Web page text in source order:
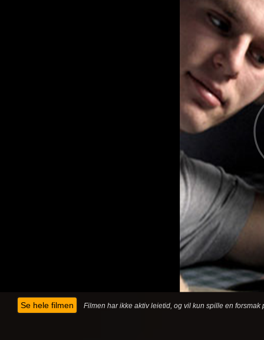
Se hele filmen Filmen har ikke aktiv leietid, og vil kun spille en forsmak